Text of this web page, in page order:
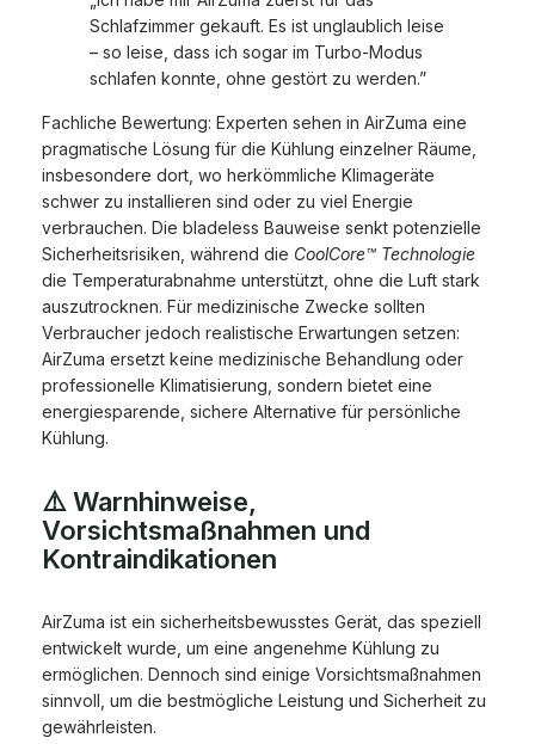
Schlafzimmer gekauft. Es ist unglaublich leise
– so leise, dass ich sogar im Turbo-Modus
schlafen konnte, ohne gestört zu werden.”
Fachliche Bewertung: Experten sehen in AirZuma eine
pragmatische Lösung für die Kühlung einzelner Räume,
insbesondere dort, wo herkömmliche Klimageräte
schwer zu installieren sind oder zu viel Energie
verbrauchen. Die bladeless Bauweise senkt potenzielle
Sicherheitsrisiken, während die CoolCore™ Technologie
die Temperaturabnahme unterstützt, ohne die Luft stark
auszutrocknen. Für medizinische Zwecke sollten
Verbraucher jedoch realistische Erwartungen setzen:
AirZuma ersetzt keine medizinische Behandlung oder
professionelle Klimatisierung, sondern bietet eine
energiesparende, sichere Alternative für persönliche
Kühlung.
⚠️ Warnhinweise,
Vorsichtsmaßnahmen und
Kontraindikationen
AirZuma ist ein sicherheitsbewusstes Gerät, das speziell
entwickelt wurde, um eine angenehme Kühlung zu
ermöglichen. Dennoch sind einige Vorsichtsmaßnahmen
sinnvoll, um die bestmögliche Leistung und Sicherheit zu
gewährleisten.